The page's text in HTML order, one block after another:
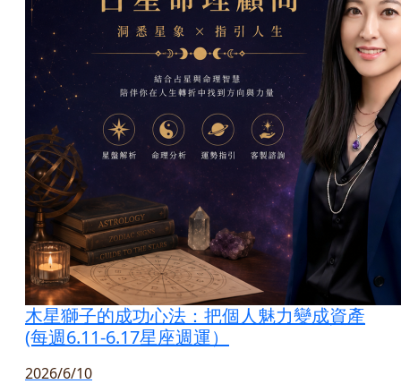
木星獅子的成功心法：把個人魅力變成資產
(每週6.11-6.17星座週運）
2026/6/10